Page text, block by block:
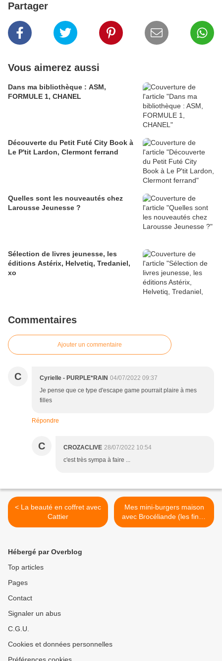
Partager
Vous aimerez aussi
Dans ma bibliothèque : ASM,
FORMULE 1, CHANEL
Découverte du Petit Futé City Book à
Le P'tit Lardon, Clermont ferrand
Quelles sont les nouveautés chez
Larousse Jeunesse ?
Sélection de livres jeunesse, les
éditions Astérix, Helvetiq, Tredaniel,
xo
Commentaires
Ajouter un commentaire
C Cyrielle - PURPLE*RAIN 04/07/2022 09:37
Je pense que ce type d'escape game pourrait plaire à mes
filles
Répondre
C CROZACLIVE 28/07/2022 10:54
c'est très sympa à faire ...
< La beauté en coffret avec
Cattier
Mes mini-burgers maison
avec Brocéliande (les fines
tranches de poitrine fumée)
Hébergé par Overblog
Top articles
Pages
Contact
Signaler un abus
C.G.U.
Cookies et données personnelles